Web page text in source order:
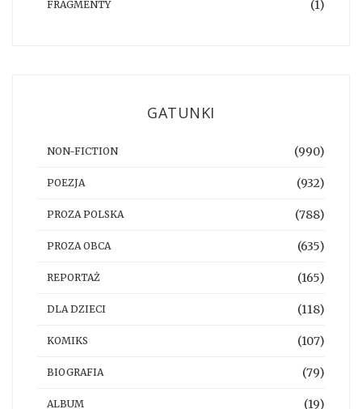
FRAGMENTY (1)
GATUNKI
NON-FICTION (990)
POEZJA (932)
PROZA POLSKA (788)
PROZA OBCA (635)
REPORTAŻ (165)
DLA DZIECI (118)
KOMIKS (107)
BIOGRAFIA (79)
ALBUM (19)